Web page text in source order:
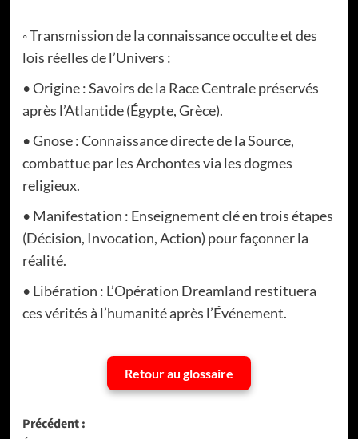
◦ Transmission de la connaissance occulte et des
lois réelles de l’Univers :
• Origine : Savoirs de la Race Centrale préservés
après l’Atlantide (Égypte, Grèce).
• Gnose : Connaissance directe de la Source,
combattue par les Archontes via les dogmes
religieux.
• Manifestation : Enseignement clé en trois étapes
(Décision, Invocation, Action) pour façonner la
réalité.
• Libération : L’Opération Dreamland restituera
ces vérités à l’humanité après l’Événement.
Retour au glossaire
Navigation
Précédent :